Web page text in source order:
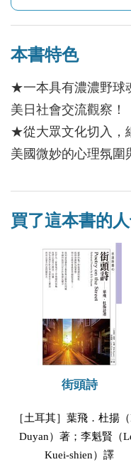
本書特色
★一本具有濃濃野球
美日社會交流觀察！
★從大眾文化切入，
美國微妙的心理氛圍
買了這本書的
街頭詩
［土耳其］葉飛．杜揚
Duyan）著；李魁賢（
Kuei-shien）譯